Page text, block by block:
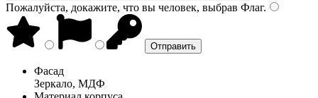
Пожалуйста, докажите, что вы человек, выбрав Флаг.
Фасад
Зеркало, МДФ